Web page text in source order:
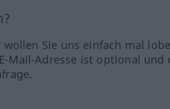
Sie uns einfach mal
Mail-Adresse ist optional und